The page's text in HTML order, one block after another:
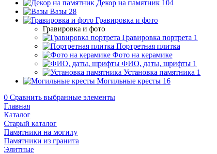
Декор на памятник 104
Вазы 28
Гравировка и фото
Гравировка и фото
Гравировка портрета 1
Портретная плитка
Фото на керамике
ФИО, даты, шрифты 1
Установка памятника 1
Могильные кресты 16
0 Сравнить выбранные элементы
Главная
Каталог
Старый каталог
Памятники на могилу
Памятники из гранита
Элитные